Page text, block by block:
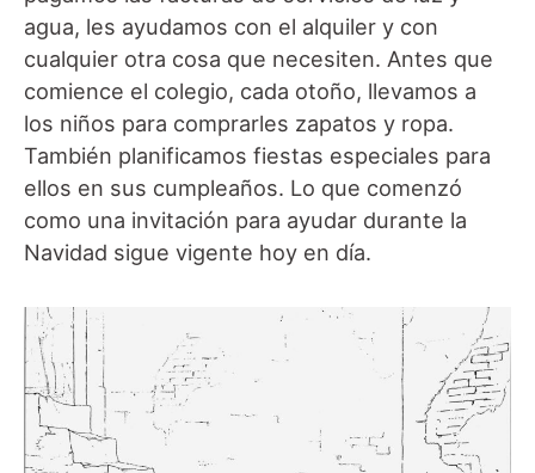
agua, les ayudamos con el alquiler y con
cualquier otra cosa que necesiten. Antes que
comience el colegio, cada otoño, llevamos a
los niños para comprarles zapatos y ropa.
También planificamos fiestas especiales para
ellos en sus cumpleaños. Lo que comenzó
como una invitación para ayudar durante la
Navidad sigue vigente hoy en día.